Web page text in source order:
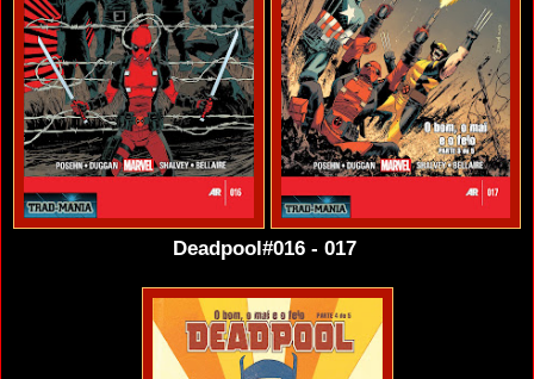
Deadpool#016 - 017